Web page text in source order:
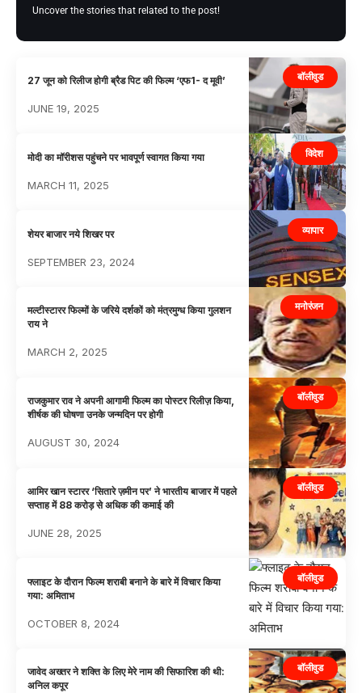
Uncover the stories that related to the post!
बॉलीवुड
27 जून को रिलीज होगी ब्रैड पिट की फिल्म ‘एफ1- द मूवी’
JUNE 19, 2025
विदेश
मोदी का मॉरीशस पहुंचने पर भावपूर्ण स्वागत किया गया
MARCH 11, 2025
व्यापार
शेयर बाजार नये शिखर पर
SEPTEMBER 23, 2024
मनोरंजन
मल्टीस्टारर फिल्मों के जरिये दर्शकों को मंत्रमुग्ध किया गुलशन
राय ने
MARCH 2, 2025
बॉलीवुड
राजकुमार राव ने अपनी आगामी फिल्म का पोस्टर रिलीज़ किया,
शीर्षक की घोषणा उनके जन्मदिन पर होगी
AUGUST 30, 2024
बॉलीवुड
आमिर खान स्टारर ‘सितारे ज़मीन पर’ ने भारतीय बाजार में पहले
सप्ताह में 88 करोड़ से अधिक की कमाई की
JUNE 28, 2025
बॉलीवुड
फ्लाइट के दौरान फिल्म शराबी बनाने के बारे में विचार किया
गया: अमिताभ
OCTOBER 8, 2024
बॉलीवुड
जावेद अख्तर ने शक्ति के लिए मेरे नाम की सिफारिश की थी:
अनिल कपूर